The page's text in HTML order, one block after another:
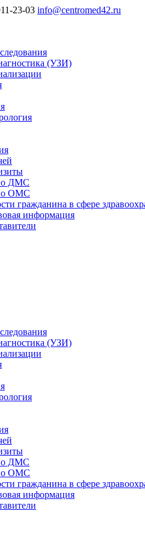
23-03 info@centromed42.ru
(УЗИ)
ДМС
ОМС
гражданина в сфере
информация
(УЗИ)
ДМС
ОМС
гражданина в сфере
информация